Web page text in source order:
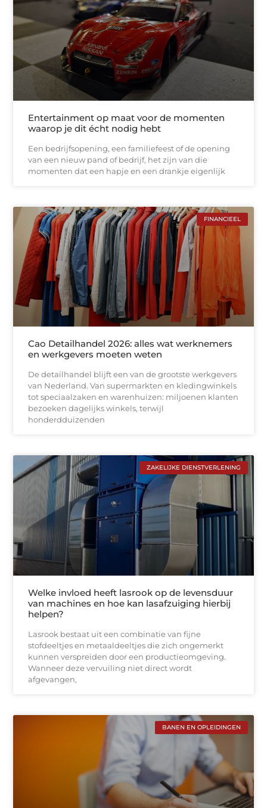
Entertainment op maat voor de momenten
waarop je dit écht nodig hebt
Een bedrijfsopening, een familiefeest of de opening
van een nieuw pand of bedrijf, het zijn van die
momenten dat een hapje en een drankje eigenlijk
FINANCIEEL
Cao Detailhandel 2026: alles wat werknemers
en werkgevers moeten weten
De detailhandel blijft een van de grootste werkgevers
van Nederland. Van supermarkten en kledingwinkels
tot speciaalzaken en warenhuizen: miljoenen klanten
bezoeken dagelijks winkels, terwijl
honderdduizenden
ZAKELIJKE DIENSTVERLENING
Welke invloed heeft lasrook op de levensduur
van machines en hoe kan lasafzuiging hierbij
helpen?
Lasrook bestaat uit een combinatie van fijne
stofdeeltjes en metaaldeeltjes die zich ongemerkt
kunnen verspreiden door een productieomgeving.
Wanneer deze vervuiling niet direct wordt
afgevangen,
BANEN EN OPLEIDINGEN